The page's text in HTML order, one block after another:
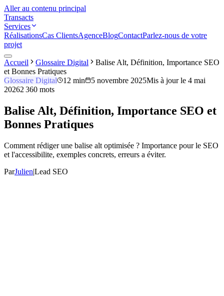
Aller au contenu principal
Transacts
Services
RéalisationsCas ClientsAgenceBlogContactParlez-nous de votre
projet
Accueil Glossaire Digital
Balise Alt, Définition, Importance SEO
et Bonnes Pratiques
Glossaire Digital
12 min 5 novembre 2025Mis à jour le 4 mai
20262 360 mots
Balise Alt, Définition, Importance SEO et
Bonnes Pratiques
Comment rédiger une balise alt optimisée ? Importance pour le SEO
et l'accessibilite, exemples concrets, erreurs a éviter.
ParJulien|Lead SEO